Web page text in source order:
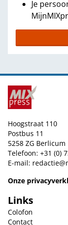
Je
Hoogstraat 110
Postbus 11
5258 ZG Berlicum
Telefoon: +31 (0)
E-mail:
Onze
Links
Colofon
Contact